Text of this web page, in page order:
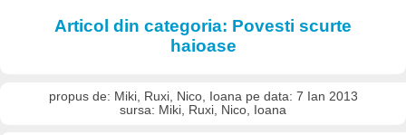
Articol din categoria: Povesti scurte
haioase
propus de: Miki, Ruxi, Nico, Ioana pe data: 7 Ian 2013
sursa: Miki, Ruxi, Nico, Ioana